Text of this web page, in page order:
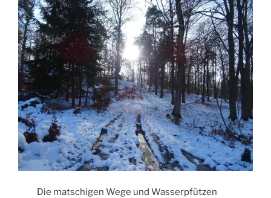
Die matschigen Wege und Wasserpfützen